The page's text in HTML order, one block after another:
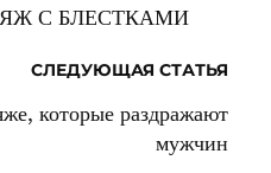
С БЛЕСТКАМИ
СЛЕДУЮЩАЯ СТАТЬЯ
которые раздражают
мужчин